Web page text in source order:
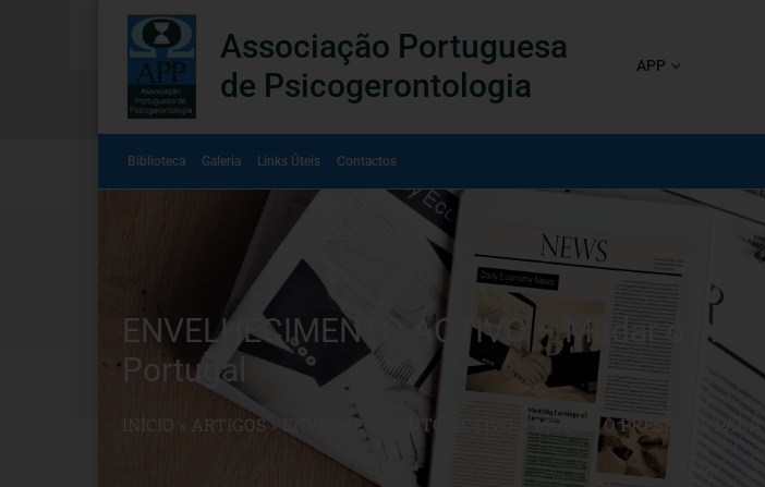
Associação Portuguesa
de Psicogerontologia
APP
Biblioteca Galeria Links Úteis Contactos
ENVELHECIMENTO ACTIVO – Mudar o
Portugal
INÍCIO » ARTIGOS» ENVELHECIMENTO ACTIVO – MUDAR O PRESENTE